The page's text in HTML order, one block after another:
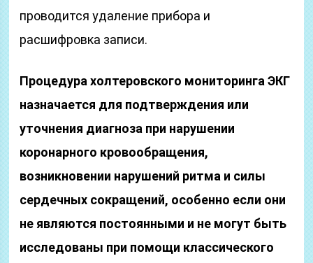
проводится удаление прибора и
расшифровка записи.
Процедура холтеровского мониторинга ЭКГ
назначается для подтверждения или
уточнения диагноза при нарушении
коронарного кровообращения,
возникновении нарушений ритма и силы
сердечных сокращений, особенно если они
не являются постоянными и не могут быть
исследованы при помощи классического